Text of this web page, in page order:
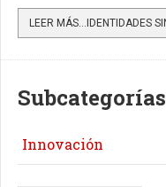
Subcategorías
Innovación